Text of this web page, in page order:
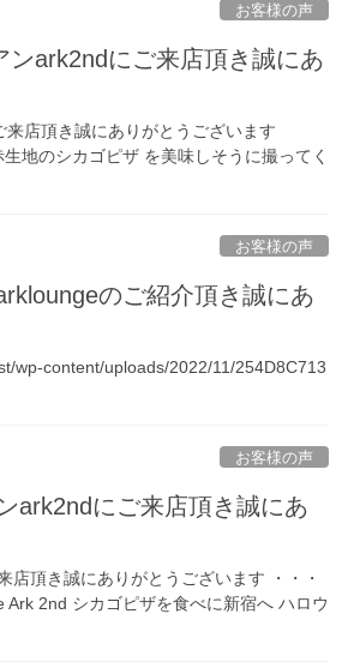
お客様の声
ark2ndにご来店頂き誠にあ
店頂き誠にありがとうございます
地のシカゴピザ を美味しそうに撮ってく
お客様の声
のご紹介頂き誠にあ
wp-content/uploads/2022/11/254D8C713
お客様の声
ark2ndにご来店頂き誠にあ
頂き誠にありがとうございます ・・・
2nd シカゴピザを食べに新宿へ ハロウ